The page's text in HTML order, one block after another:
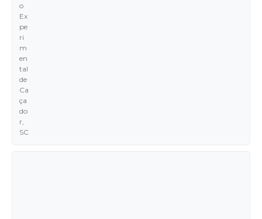
o
Ex
pe
ri
m
en
tal
de
Ca
ça
do
r,
SC